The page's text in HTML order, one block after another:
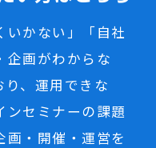
いかない」「自社
企画がわからな
、運用できな
ンセミナーの課題
画・開催・運営を